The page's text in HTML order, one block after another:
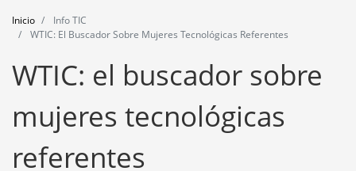
Agenda
Formación
Herramientas
Inicio
Info TIC
WTIC: El Buscador Sobre Mujeres Tecnológicas Referentes
WTIC: el buscador sobre
mujeres tecnológicas
referentes